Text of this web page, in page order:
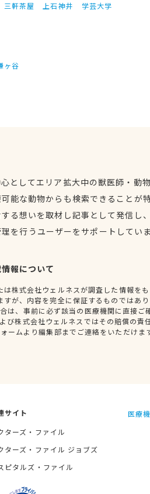
三軒茶屋 上石神井
学芸大学
ヶ谷
としてエリア拡大中の獣医師・動
能な動物からも検索できることが
る想いを取材し記事として発信し
を行うユーザーをサポートしてい
報について
株式会社ウェルネスが調査した情報を
が、内容を完全に保証するものではあ
は、事前に必ず該当の医療機関に直接ご
び株式会社ウェルネスではその賠償の責
ームより編集部までご連絡をいただけま
サイト
ターズ・ファイル
ターズ・ファイル ジョブズ
ピタルズ・ファイル
医療